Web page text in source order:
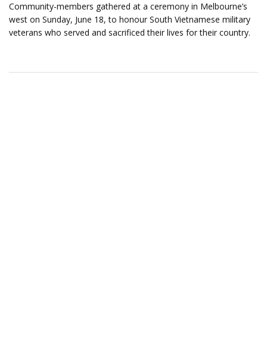
Community-members gathered at a ceremony in Melbourne’s
west on Sunday, June 18, to honour South Vietnamese military
veterans who served and sacrificed their lives for their country.